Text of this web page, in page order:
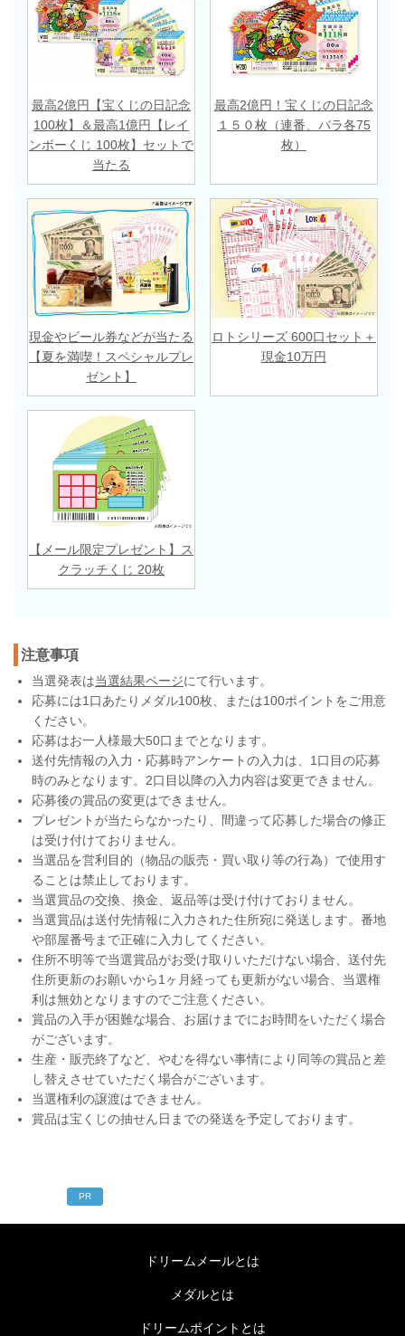
最高2億円【宝くじの日記念
100枚】＆最高1億円【レイ
ンボーくじ 100枚】セットで
当たる
最高2億円！宝くじの日記念
１５０枚（連番、バラ各75
枚）
現金やビール券などが当たる
【夏を満喫！スペシャルプレ
ゼント】
ロトシリーズ 600口セット＋
現金10万円
【メール限定プレゼント】ス
クラッチくじ 20枚
注意事項
当選発表は当選結果ページにて行います。
応募には1口あたりメダル100枚、または100ポイントをご用意
ください。
応募はお一人様最大50口までとなります。
送付先情報の入力・応募時アンケートの入力は、1口目の応募
時のみとなります。2口目以降の入力内容は変更できません。
応募後の賞品の変更はできません。
プレゼントが当たらなかったり、間違って応募した場合の修正
は受け付けておりません。
当選品を営利目的（物品の販売・買い取り等の行為）で使用す
ることは禁止しております。
当選賞品の交換、換金、返品等は受け付けておりません。
当選賞品は送付先情報に入力された住所宛に発送します。番地
や部屋番号まで正確に入力してください。
住所不明等で当選賞品がお受け取りいただけない場合、送付先
住所更新のお願いから1ヶ月経っても更新がない場合、当選権
利は無効となりますのでご注意ください。
賞品の入手が困難な場合、お届けまでにお時間をいただく場合
がございます。
生産・販売終了など、やむを得ない事情により同等の賞品と差
し替えさせていただく場合がございます。
当選権利の譲渡はできません。
賞品は宝くじの抽せん日までの発送を予定しております。
PR
ドリームメールとは
メダルとは
ドリームポイントとは